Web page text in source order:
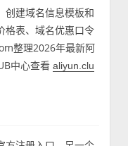
创建域名信息模板和
格表、域名优惠口令
整理2026年最新阿
中心查看aliyun.clu